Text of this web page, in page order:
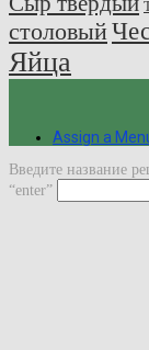
столовый
Яйца
Assign a
Введите название
“enter”